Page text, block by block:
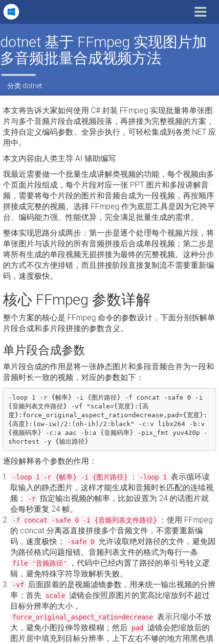
Toggle
dotnet 基于 FFmpeg 实现图片加
多音频批量合成视频方法
分类 dotnet
本文将告诉大家如何使用 C# 封装 FFmpeg 实现批量将单张图
片与多个音频片段合成视频段落，再拼接为完整视频的方案，
支持自定义编码参数、全异步执行，可轻松集成到各类.NET 应
用中。
本文内容由人类主导 AI 辅助编写
我最近需要做一个批量生成讲解类视频的功能，每个视频由多
个页面片段组成，每个片段对应一张 PPT 图片和多段讲解音
频，需要将每个片段的图片和音频合成为一段视频，再按顺序
拼接成完整的视频。选择 FFmpeg 作为底层工具是因为它跨平
台、编码能力强、性能优异，完全满足批量生成的需求。
整体实现思路分成两步：第一步是逐个处理每个视频片段，将
单张图片与该片段的所有音频拼接后合成单段视频；第二步是
将所有生成的单段视频无损拼接为最终的完整视频。这种分步
的方式不仅方便排错，而且拼接阶段直接复制流不需要重新编
码，速度极快。
核心 FFmpeg 参数详解
整个方案的核心是 FFmpeg 命令的参数设计，下面分别拆解单
片段合成和多片段拼接的参数含义。
单片段合成参数
单片段合成的作用是将一张静态图片和多段音频合并为一段和
音频时长一致的视频，对应的参数如下：
-loop 1 -r {帧率} -i {图片路径} -f concat -safe 0 -i
{音频列表文件路径} -vf "scale={宽度}:{高
度}:force_original_aspect_ratio=decrease,pad={宽度}:
{高度}:(ow-iw)/2:(oh-ih)/2:black" -c:v libx264 -b:v
{视频码率} -c:a aac -b:a {音频码率} -pix_fmt yuv420p -
逐段解释各个参数的作用：
-loop 1 -r {帧率} -i {图片路径} ： -loop 1
表示循环读
取输入的静态图片，这样才能生成和音频时长匹配的连续视
频；
-r 指定输出视频的帧率，比如设置为 24 的话图片就
会每秒重复 24 帧。
-f concat -safe 0 -i {音频列表文件路径}
：使用 FFmpeg
的 concat 分离器直接拼接多个音频文件，不需要重新编
码，速度极快；
-safe 0
允许读取绝对路径的文件，避免因
为路径格式问题报错。音频列表文件的格式为每行一条
file '音频路径'
，代码中已经内置了路径的单引号转义逻
辑，避免特殊字符导致解析失败。
-vf
后面跟着的是视频滤镜参数，用来统一输出视频的分辨
率：首先 scale 滤镜会按照原图片的宽高比缩放到不超过
目标分辨率的大小，
force_original_aspect_ratio=decrease 表示只缩小不放
大，避免小图拉伸导致模糊；然后 pad
滤镜会把缩放后的
图片居中填充到目标分辨率，上下左右不够的地方用黑色填